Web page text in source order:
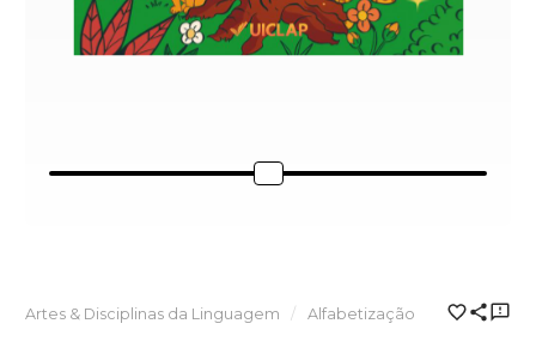
Artes & Disciplinas da Linguagem Alfabetização